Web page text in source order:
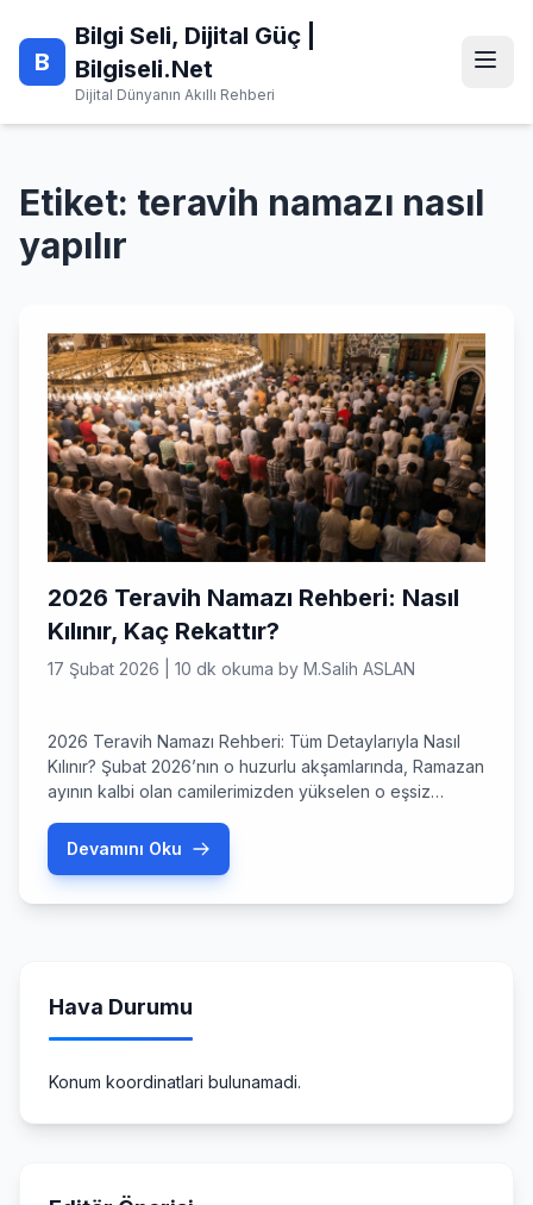
content
B
Bilgi Seli, Dijital Güç |
Bilgiseli.Net
Dijital Dünyanın Akıllı Rehberi
Etiket: teravih namazı nasıl
yapılır
2026 Teravih Namazı Rehberi: Nasıl
Kılınır, Kaç Rekattır?
17 Şubat 2026 10 dk okuma by M.Salih ASLAN
2026 Teravih Namazı Rehberi: Tüm Detaylarıyla Nasıl
Kılınır? Şubat 2026’nın o huzurlu akşamlarında, Ramazan
ayının kalbi olan camilerimizden yükselen o eşsiz
da evlerimizde ve camilerimizde bir araya gelmemizi
sağlayan, ruhumuzu dinlendiren en özel ibadetlerden
Devamını Oku
Hava Durumu
Konum koordinatlari bulunamadi.